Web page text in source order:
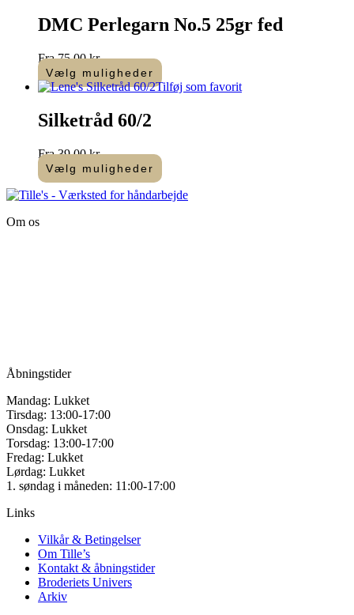
DMC Perlegarn No.5 25gr fed
Fra75,00kr.
Vælg muligheder
Dette
har
flere
Mulighederne
kan
vælges
på
Tilføj som favorit
Silketråd 60/2
Fra39,00kr.
Vælg muligheder
Dette
vare
flere
Om os
Åbningstider
Mandag: Lukket
Tirsdag: 13:00-17:00
Onsdag: Lukket
Torsdag: 13:00-17:00
Fredag: Lukket
Lørdag: Lukket
1. søndag i måneden: 11:00-17:00
Links
Vilkår & Betingelser
Om Tille’s
Kontakt & åbningstider
Broderiets Univers
Arkiv